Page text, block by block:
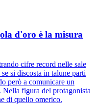
d'oro è la misura
cifre record nelle sale
si discosta in talune parti
però a comunicare un
Nella figura del protagonista
di quello omerico.